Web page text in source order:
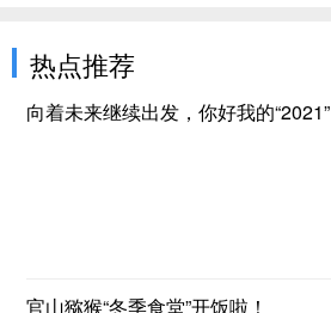
热点推荐
向着未来继续出发，你好我的“2021”
官山猕猴“冬季食堂”开饭啦！